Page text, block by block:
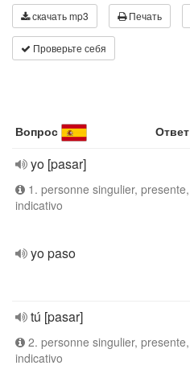
скачать mp3 Печать
Проверьте себя
Вопрос Ответ
yo [pasar]
1. personne singulier, presente,
indicativo
yo paso
tú [pasar]
2. personne singulier, presente,
indicativo